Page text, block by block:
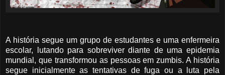
A história segue um grupo de estudantes e uma enfermeira
escolar, lutando para sobreviver diante de uma epidemia
mundial, que transformou as pessoas em zumbis. A história
segue inicialmente as tentativas de fuga ou a luta pela